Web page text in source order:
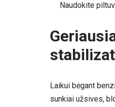
Naudokite
Laikui bėgant
sunkiai užsives,